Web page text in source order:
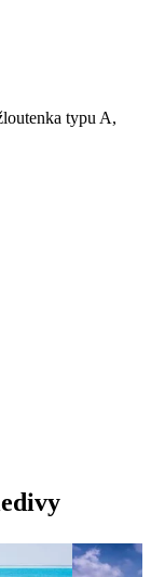
typu A,